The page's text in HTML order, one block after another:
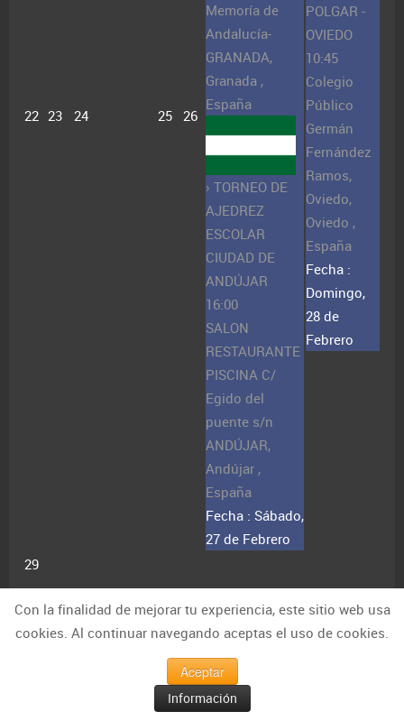
22 23 24 25 26
Memoría de
Andalucía-
GRANADA,
Granada ,
España
› TORNEO DE
AJEDREZ
ESCOLAR
CIUDAD DE
ANDÚJAR
16:00
SALON
RESTAURANTE
PISCINA C/
Egido del
puente s/n
ANDÚJAR,
Andújar ,
España
Fecha : Sábado,
27 de Febrero
POLGAR -
OVIEDO
10:45
Colegio
Público
Germán
Fernández
Ramos,
Oviedo,
Oviedo ,
España
Fecha :
Domingo,
28 de
Febrero
29
Últimos contenidos
Con la finalidad de mejorar tu experiencia, este sitio web usa
cookies. Al continuar navegando aceptas el uso de cookies.
Aceptar
Información